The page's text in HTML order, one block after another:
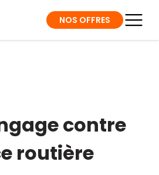
NOS OFFRES
contre
routière